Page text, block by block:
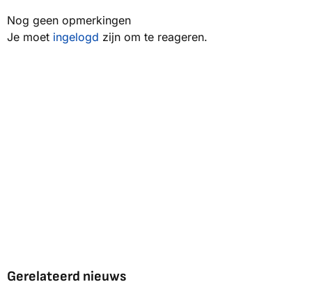
Nog geen opmerkingen
Je moet ingelogd zijn om te reageren.
Gerelateerd nieuws